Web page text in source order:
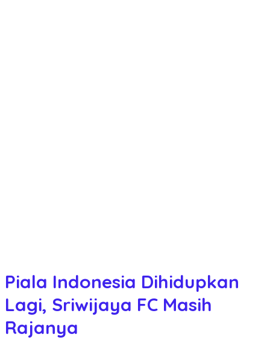
Piala Indonesia Dihidupkan
Lagi, Sriwijaya FC Masih
Rajanya